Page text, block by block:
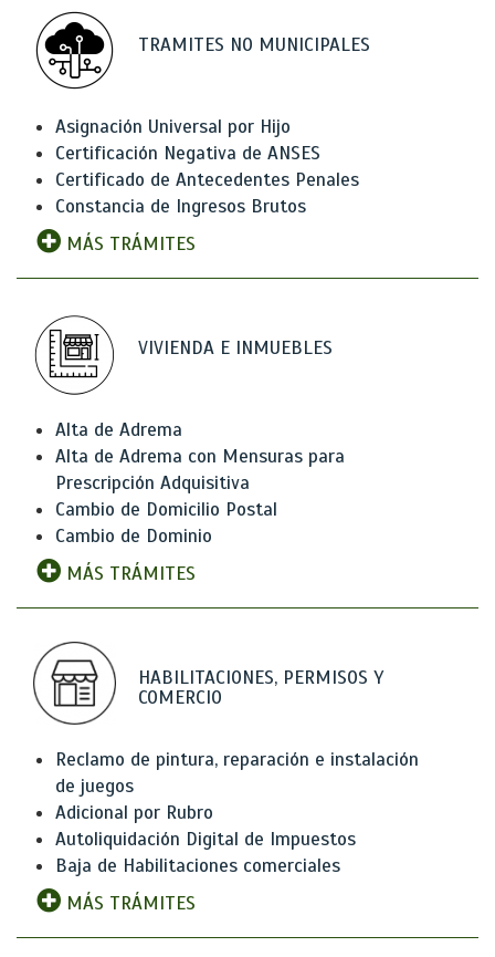
TRAMITES NO MUNICIPALES
Asignación Universal por Hijo
Certificación Negativa de ANSES
Certificado de Antecedentes Penales
Constancia de Ingresos Brutos
MÁS TRÁMITES
VIVIENDA E INMUEBLES
Alta de Adrema
Alta de Adrema con Mensuras para
Prescripción Adquisitiva
Cambio de Domicilio Postal
Cambio de Dominio
MÁS TRÁMITES
HABILITACIONES, PERMISOS Y
COMERCIO
Reclamo de pintura, reparación e instalación
de juegos
Adicional por Rubro
Autoliquidación Digital de Impuestos
Baja de Habilitaciones comerciales
MÁS TRÁMITES